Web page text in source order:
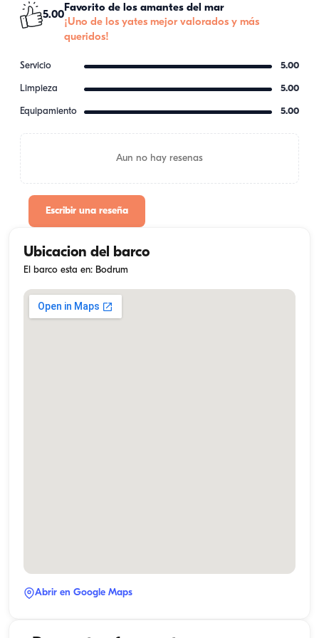
5.00
Favorito de los amantes del mar
¡Uno de los yates mejor valorados y más
queridos!
Servicio 5.00
Limpieza 5.00
Equipamiento 5.00
Aun no hay resenas
Escribir una reseña
Ubicacion del barco
El barco esta en: Bodrum
Abrir en Google Maps